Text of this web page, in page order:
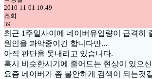
2010-11-01 10:49
조회
39
최근 1주일사이에 네이버유입량이 급격히
원인을 파악중이긴 합니다만...
아직 판단을 못내리고 있습니다.
혹시 비슷한시기에 줄어드는 현상이 있으
요즘 네이버가 좀 불안하게 검색이 되는것